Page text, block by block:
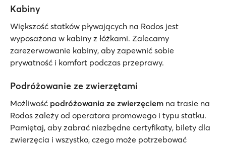
Kabiny
Większość statków pływających na Rodos jest
wyposażona w kabiny z łóżkami. Zalecamy
zarezerwowanie kabiny, aby zapewnić sobie
prywatność i komfort podczas przeprawy.
Podróżowanie ze zwierzętami
Możliwość podróżowania ze zwierzęciem na trasie na
Rodos zależy od operatora promowego i typu statku.
Pamiętaj, aby zabrać niezbędne certyfikaty, bilety dla
zwierzęcia i wszystko, czego może potrzebować